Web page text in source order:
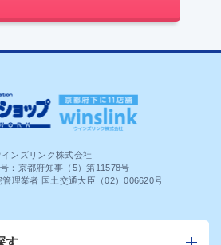
インズリンク株式会社
：京都府知事（5）第11578号
理業者 国土交通大臣（02）006620号
す